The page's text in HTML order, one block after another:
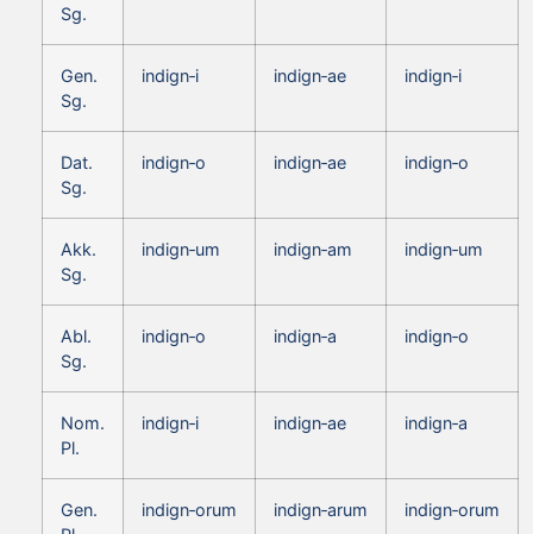
Sg.
Gen.
Sg.
indign‑i indign‑ae indign‑i
Dat.
Sg.
indign‑o indign‑ae indign‑o
Akk.
Sg.
indign‑um indign‑am indign‑um
Abl.
Sg.
indign‑o indign‑a indign‑o
Nom.
Pl.
indign‑i indign‑ae indign‑a
Gen.
indign‑orum indign‑arum indign‑orum